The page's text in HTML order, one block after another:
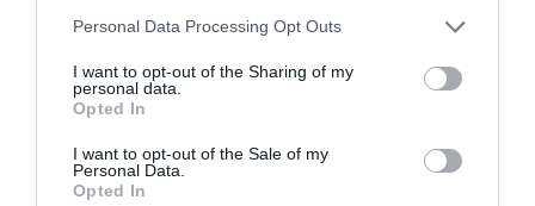
Please note that this website/app uses one or more Google
not limited to your visit or usage behaviour. You may click to
grant or deny consent to Google and its third-party tags to
use your data for below specified purposes in below Google
consent section.
Personal Data Processing Opt Outs
I want to opt-out of the Sharing of my
personal data.
Opted In
I want to opt-out of the Sale of my
Personal Data.
Opted In
Διαβάστε ολόκληρο το άρθρο...